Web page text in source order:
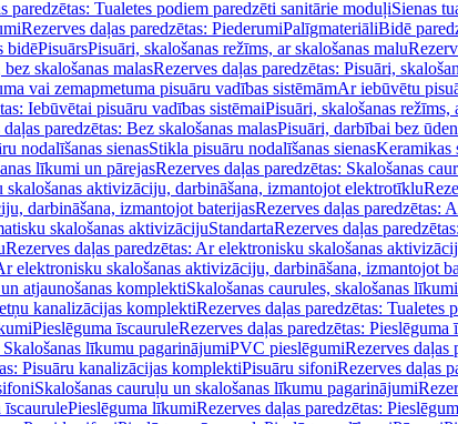
paredzētas: Tualetes podiem paredzēti sanitārie moduļiSienas
Rezerves daļas paredzētas: PiederumiPalīgmateriāliBidē
bidēPisuārsPisuāri, skalošanas režīms, ar skalošanas malu
skalošanas malasRezerves daļas paredzētas: Pisuāri,
vai zemapmetuma pisuāru vadības sistēmāmAr iebūvētu
Iebūvētai pisuāru vadības sistēmaiPisuāri, skalošanas
paredzētas: Bez skalošanas malasPisuāri, darbībai bez
nodalīšanas sienasStikla pisuāru nodalīšanas sienasKeramikas
līkumi un pārejasRezerves daļas paredzētas: Skalošanas
aktivizāciju, darbināšana, izmantojot elektrotīklu
darbināšana, izmantojot baterijasRezerves daļas paredzētas:
skalošanas aktivizācijuStandartaRezerves daļas
Rezerves daļas paredzētas: Ar elektronisku skalošanas
elektronisku skalošanas aktivizāciju, darbināšana, izmantojot
atjaunošanas komplektiSkalošanas caurules, skalošanas
kanalizācijas komplektiRezerves daļas paredzētas:
Pieslēguma īscauruleRezerves daļas paredzētas: Pieslēguma
Skalošanas līkumu pagarinājumiPVC pieslēgumiRezerves daļas
Pisuāru kanalizācijas komplektiPisuāru sifoniRezerves daļas
Skalošanas cauruļu un skalošanas līkumu pagarinājumi
īscaurulePieslēguma līkumiRezerves daļas paredzētas: